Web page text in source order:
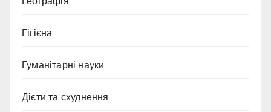
Гігієна
Гуманітарні науки
Дієти та схуднення